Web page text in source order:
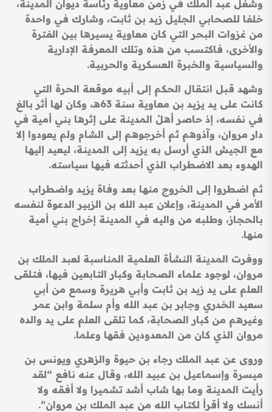
وشغل عبد الملك في زمن معاوية رئاسة ديوان المدينة،
خلفا للصحابي الجليل زيد بن ثابت، وشارك في واحدة
من غزوات البحر التي كان معاوية يسيرها بين الفترة
والأخرى، فاكتسب من هذه وتلك المعرفة الإدارية
والسياسية والخبرة العسكرية والحربية.
وشهد قبل انتقال الحكم إلى أبيه موقعة الحرة التي
كانت على يد يزيد بن معاوية سنة 63هـ، وكان لها أثر بالغ
في نفسه، إذ حاصر أهلُ المدينة على إثرها بني أمية في
دار مروان، وآذوهم ثم أخرجوهم إلى الشام ولم يعودوا إلا
مع الجيش الذي أرسل به يزيد إلى المدينة، ليعيد إليها
الهدوء بعد الاضطراب الذي أحدثته فيها سياسته.
ثم اضطروا إلى الخروج منها بعد وفاة يزيد واضطراب
الأمر في المدينة، وإعلان عبد الله بن الزبير الدعوة لنفسه
بالحجاز، وطلبه من واليه في المدينة إخراج بني أمية
منها.
ووفرت المدينة النشأة العلمية المناسبة لعبد الملك بن
مروان، لوجود علماء الصحابة وكبار التابعين فيها، فتلقى
العلم على يد زيد بن ثابت وأبي هريرة وسمع من أبي
سعيد الخدري وجابر بن عبد الله وأم سلمة وابن عمر
وغيرهم من كبار الصحابة، كما تلقى العلم على يد والده
مروان الذي كان من المعدودين فقها وعلما.
وروى عن عبد الملك رجاء بن حيوة والزهري ويونس بن
ميسرة وإسماعيل بن عبيد الله، وقال عنه نافع “لقد
رأيت المدينة وما بها شاب أشد تشميرا ولا أفقه ولا
أنسك ولا أقرأ لكتاب الله من عبد الملك بن مروان”.